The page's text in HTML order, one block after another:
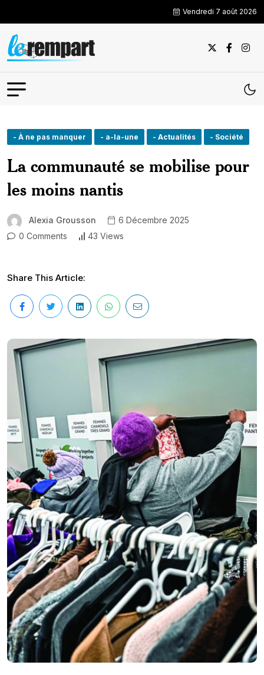
Vendredi 7 août 2026
- À ne pas manquer - a-la-une - Actualités - Société
La communauté se mobilise pour
les moins nantis
Alexia Grousson
6 Décembre 2025
0 Comments
43 Views
Share This Article: